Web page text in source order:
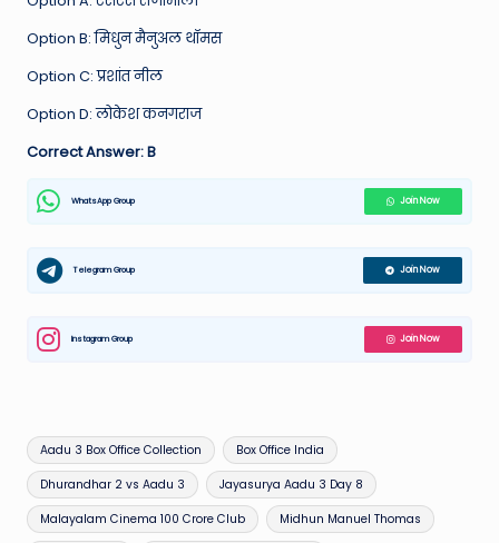
Option B: मिधुन मैनुअल थॉमस
Option C: प्रशांत नील
Option D: लोकेश कनगराज
Correct Answer: B
WhatsApp Group Join Now
Telegram Group Join Now
Instagram Group Join Now
Tags:
Aadu 3 Box Office Collection Box Office India
Dhurandhar 2 vs Aadu 3 Jayasurya Aadu 3 Day 8
Malayalam Cinema 100 Crore Club Midhun Manuel Thomas